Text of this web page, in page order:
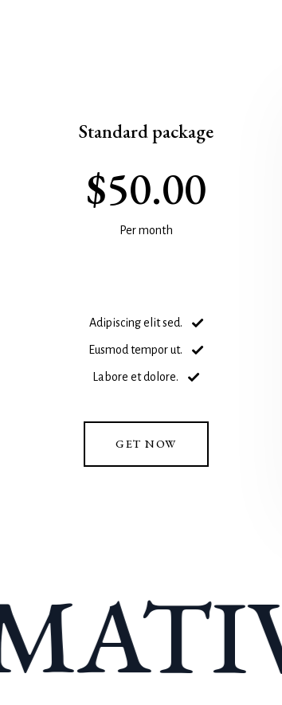
Standard package
$50.00
Per month
Adipiscing elit sed.
Eusmod tempor ut.
Labore et dolore.
GET NOW